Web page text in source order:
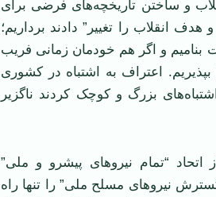
و ساختن تاریخچه‌های فرضی برای
انقلاب را تغییر” دادند برداریم؛
بنامیم و اگر هم خودمان زمانی فریب
بپذیریم. اعتراف به اشتباه در کشوری
اشتباه‌های بزرگ و کوچک کردند ناگزیر
“تمام نیروهای پیشرو و ملی”
نیرو‌های مسلح ملی” را تنها راه